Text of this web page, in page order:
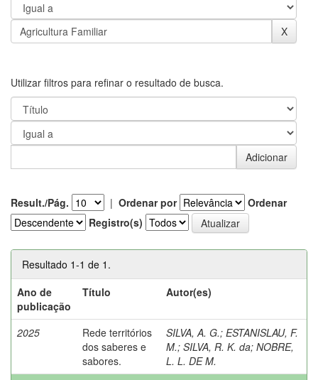
Utilizar filtros para refinar o resultado de busca.
Result./Pág. | Ordenar por
Ordenar
Registro(s)
Resultado 1-1 de 1.
Ano de
publicação
Título Autor(es)
2025
Rede territórios
dos saberes e
sabores.
SILVA, A. G.; ESTANISLAU, F.
M.; SILVA, R. K. da; NOBRE,
L. L. DE M.